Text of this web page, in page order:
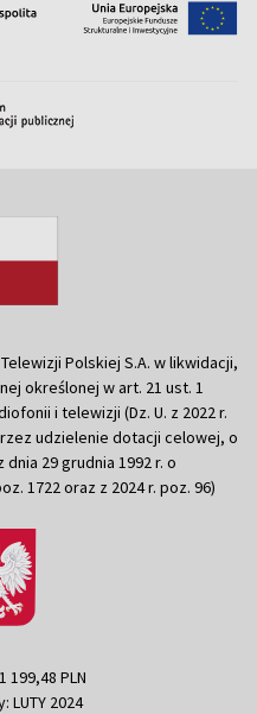
Polskiej S.A. w likwidacji,
określonej w art. 21 ust. 1
i telewizji (Dz. U. z 2022 r.
udzielenie dotacji celowej, o
29 grudnia 1992 r. o
1722 oraz z 2024 r. poz. 96)
199,48 PLN
LUTY 2024